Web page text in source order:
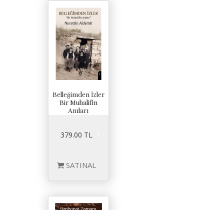
Belleğimden İzler
Bir Muhalifin
Anıları
379.00 TL
SATINAL